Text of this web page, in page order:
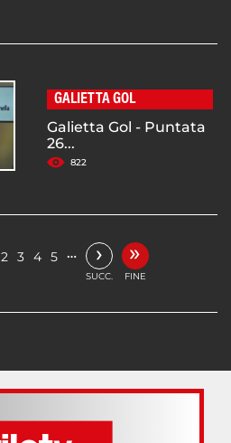
GALIETTA GOL
Galietta Gol - Puntata
26...
822
2 3 4 5 … ›
SUCC.
»
FINE